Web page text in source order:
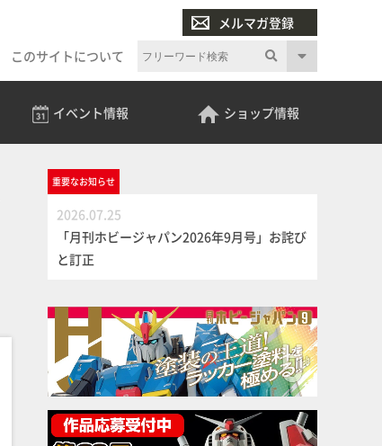
メルマガ登録
このサイトについて
イベント情報 ショップ情報
重要なお知らせ
2026.07.25
「月刊ホビージャパン2026年9月号」お詫び
と訂正